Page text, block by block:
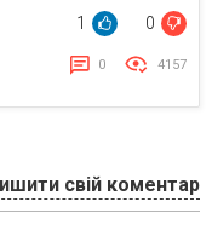
1 0
0 4157
свій коментар